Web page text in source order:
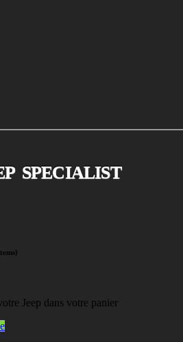
SPECIALIST
Jeep dans votre panier